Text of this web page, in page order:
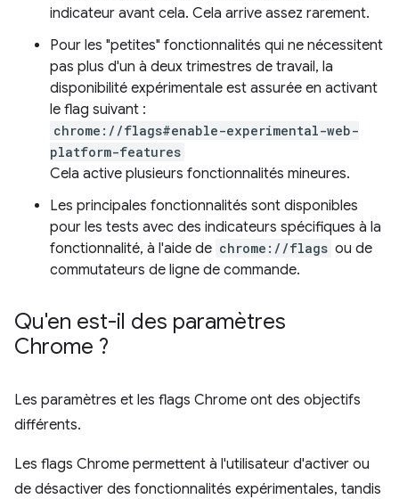
indicateur avant cela. Cela arrive assez rarement.
Pour les "petites" fonctionnalités qui ne nécessitent
pas plus d'un à deux trimestres de travail, la
disponibilité expérimentale est assurée en activant
le flag suivant :
chrome://flags#enable-experimental-web-
platform-features
Cela active plusieurs fonctionnalités mineures.
Les principales fonctionnalités sont disponibles
pour les tests avec des indicateurs spécifiques à la
fonctionnalité, à l'aide de chrome://flags ou de
commutateurs de ligne de commande.
Qu'en est-il des paramètres
Chrome ?
Les paramètres et les flags Chrome ont des objectifs
différents.
Les flags Chrome permettent à l'utilisateur d'activer ou
de désactiver des fonctionnalités expérimentales, tandis